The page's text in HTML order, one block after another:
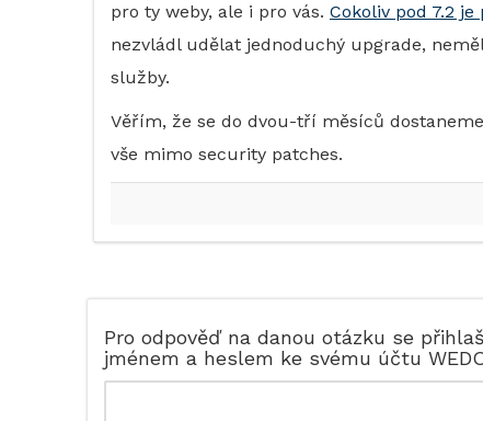
pro ty weby, ale i pro vás. Cokoliv pod 7.2
nezvládl udělat jednoduchý upgrade,
služby.
Věřím, že se do dvou-tří měsíců
vše mimo security patches.
Pro odpověď na danou otázku se
jménem a heslem ke svému účtu